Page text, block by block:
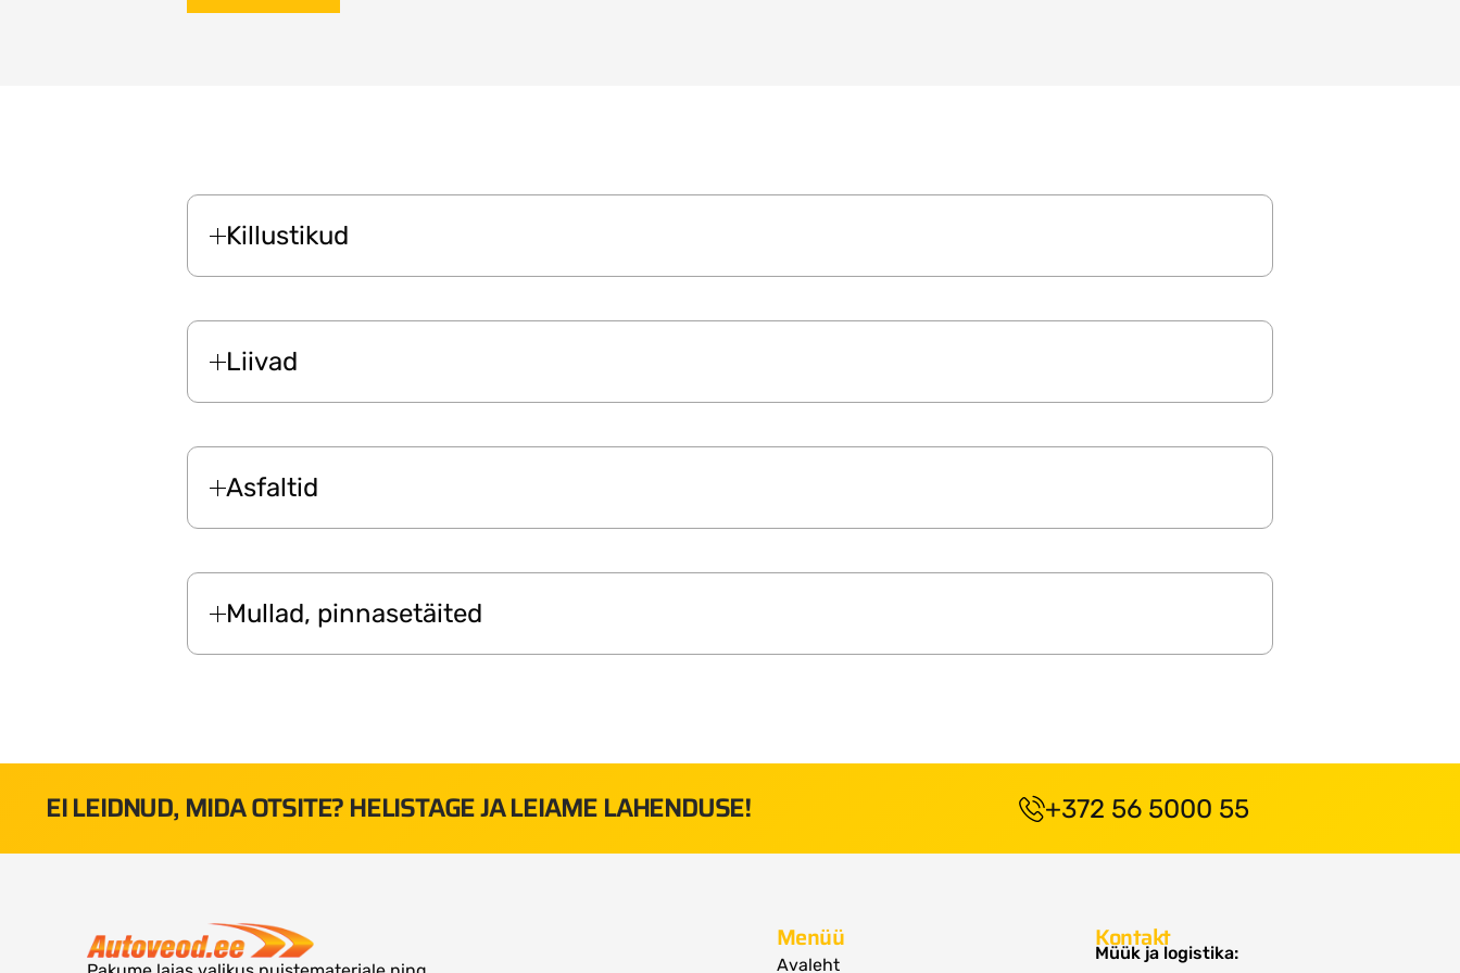
Killustikud
Liivad
Asfaltid
Mullad, pinnasetäited
EI LEIDNUD, MIDA OTSITE? HELISTAGE JA LEIAME LAHENDUSE! +372 56 5000 55
Menüü
Avaleht
Kontakt
Müük ja logistika: